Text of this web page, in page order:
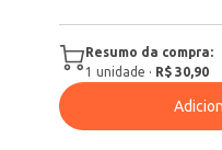
Resumo da compra:
1 unidade · R$ 30,90